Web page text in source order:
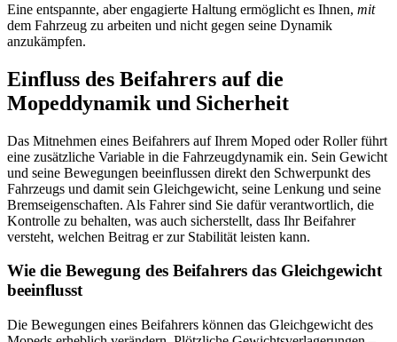
Eine entspannte, aber engagierte Haltung ermöglicht es Ihnen, mit
dem Fahrzeug zu arbeiten und nicht gegen seine Dynamik
anzukämpfen.
Einfluss des Beifahrers auf die
Mopeddynamik und Sicherheit
Das Mitnehmen eines Beifahrers auf Ihrem Moped oder Roller führt
eine zusätzliche Variable in die Fahrzeugdynamik ein. Sein Gewicht
und seine Bewegungen beeinflussen direkt den Schwerpunkt des
Fahrzeugs und damit sein Gleichgewicht, seine Lenkung und seine
Bremseigenschaften. Als Fahrer sind Sie dafür verantwortlich, die
Kontrolle zu behalten, was auch sicherstellt, dass Ihr Beifahrer
versteht, welchen Beitrag er zur Stabilität leisten kann.
Wie die Bewegung des Beifahrers das Gleichgewicht
beeinflusst
Die Bewegungen eines Beifahrers können das Gleichgewicht des